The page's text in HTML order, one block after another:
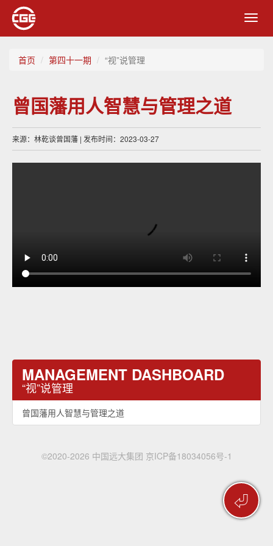
首页 第四十一期 “视”说管理
⏎
曾国藩用人智慧与管理之道
来源：林乾谈曾国藩 | 发布时间：2023-03-27
MANAGEMENT DASHBOARD
“视”说管理
曾国藩用人智慧与管理之道
©2020-2026 中国远大集团 京ICP备18034056号-1